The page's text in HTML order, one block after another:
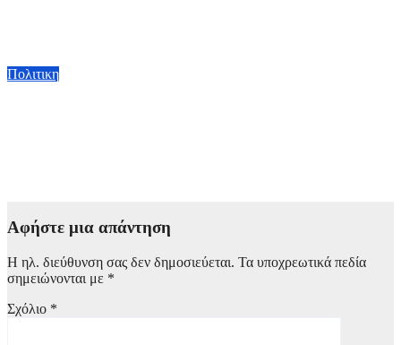
Πολιτικη
Αφήστε μια απάντηση
Η ηλ. διεύθυνση σας δεν δημοσιεύεται. Τα υποχρεωτικά πεδία
σημειώνονται με *
Σχόλιο *